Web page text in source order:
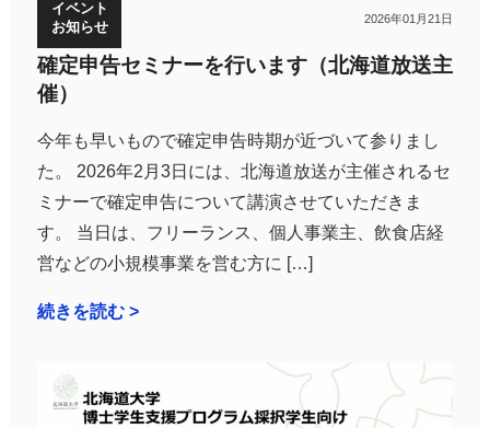
イベント
お知らせ
2026年01月21日
確定申告セミナーを行います（北海道放送主
催）
今年も早いもので確定申告時期が近づいて参りまし
た。 2026年2月3日には、北海道放送が主催されるセ
ミナーで確定申告について講演させていただきま
す。 当日は、フリーランス、個人事業主、飲食店経
営などの小規模事業を営む方に […]
続きを読む >